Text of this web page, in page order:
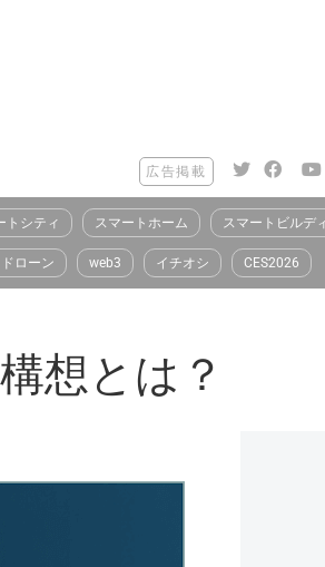
広告掲載
トシティ スマートホーム スマートビルデ
ドローン web3 イチオシ CES2026
想とは？